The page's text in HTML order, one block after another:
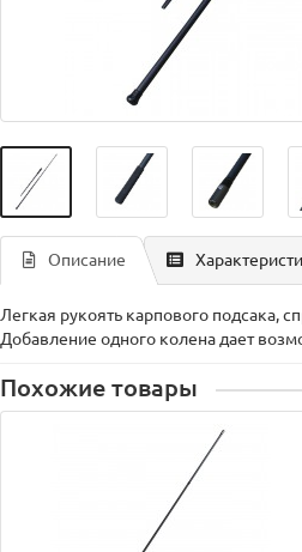
Описание
Легкая рукоять карпового подсака,
Добавление одного колена дает
Похожие товары